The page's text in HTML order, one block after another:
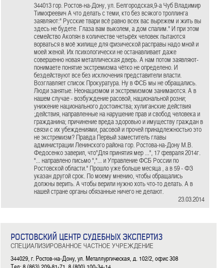
344013 гор. Ростов-на-Дону, ул. Белгородская,9-а Чуб Владимир
Тимофеевич А что делать с теми, кто без всякого троллинга
заявляют:" Русские твари всё равно всех вас вырежем и жить вы
здесь не будете. Глаза вам выколем, а дом спалим." И при этом
семейство Акопян в количестве четырёх человек пытаются
ворваться в моё жилище для физической расправы надо мной и
моей женой. Их психологически не останавливает даже
совершенно новая металлическая дверь. А нам потом заявляют-
понимаете понятие экстремизма чётко не определено. И
бездействуют все без исключения представители власти.
Возглавляет список Прокуратура. Ну в ФСБ мы не обращались.
Люди занятые. Неонацизмом и экстремизмом занимаются. А в
нашем случае - возбуждение расовой, национальной розни;
унижение национального достоинства; хулиганские действия
;действия, направленные на нарушение прав и свобод человека и
гражданина; причинение вреда здоровью и имуществу граждан в
связи с их убеждениями, расовой и прочей принадлежностью это
не экстремизм? Правда Первый заместитель главы
администрации Ленинского района гор. Ростова-на-Дону М.В.
Федосенко заверил, что"Для принятия мер ...", 17 февраля 2014г.
"... направлено письмо ","... и Управление ФСБ России по
Ростовской области." Прошло уже больше месяца , а в 59 - ФЗ
указан другой срок. По моему мнению, чтобы обращались
должны верить. А чтобы верили нужно хоть что-то делать. А в
нашей стране органы обязанные ничего не делают.
23.03.2014
РОСТОВСКИЙ ЦЕНТР СУДЕБНЫХ ЭКСПЕРТИЗ
СПЕЦИАЛИЗИРОВАННОЕ ЧАСТНОЕ УЧРЕЖДЕНИЕ
344029, г. Ростов-на-Дону, ул. Металлургическая, д. 102/2, офис 308